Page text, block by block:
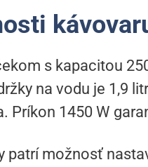
s kapacitou
na vodu je 1,9
Príkon 1450 W
patrí možnosť